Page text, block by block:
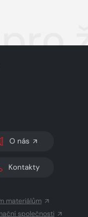
SVĚTLÝ/TMAVÝ REŽIM
O nás
Kontakty
materiálům
společnosti